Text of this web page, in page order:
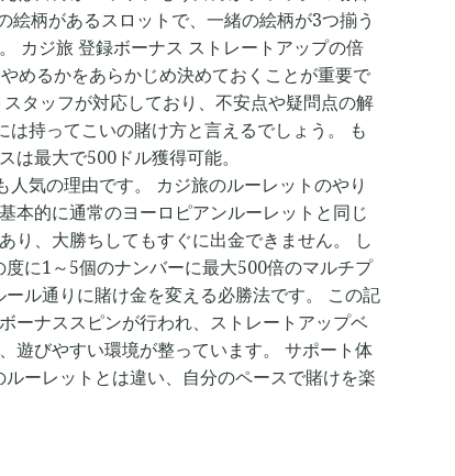
柄があるスロットで、一緒の絵柄が3つ揃う
カジ旅 登録ボーナス ストレートアップの倍
めるかをあらかじめ決めておくことが重要で
タッフが対応しており、不安点や疑問点の解
持ってこいの賭け方と言えるでしょう。 も
最大で500ドル獲得可能。
気の理由です。 カジ旅のルーレットのやり
本的に通常のヨーロピアンルーレットと同じ
り、大勝ちしてもすぐに出金できません。 し
に1～5個のナンバーに最大500倍のマルチプ
ル通りに賭け金を変える必勝法です。 この記
ーナススピンが行われ、ストレートアップベ
遊びやすい環境が整っています。 サポート体
ーレットとは違い、自分のペースで賭けを楽